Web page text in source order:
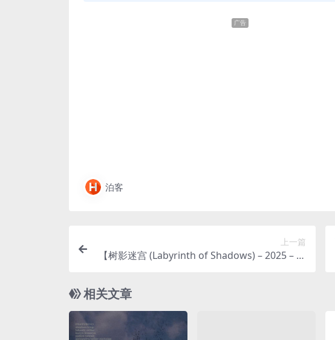
广告
泊客
上一篇
【树影迷宫 (Labyrinth of Shadows) – 2025 – 悬
载】🔦当老民警遇上公安大赵，从“互不顺眼”到
携手并肩。横跨18年的胡同悬案，井底的红色高
跟鞋，师徒二人能否成功破局？🔦｜ [CN]
相关文章